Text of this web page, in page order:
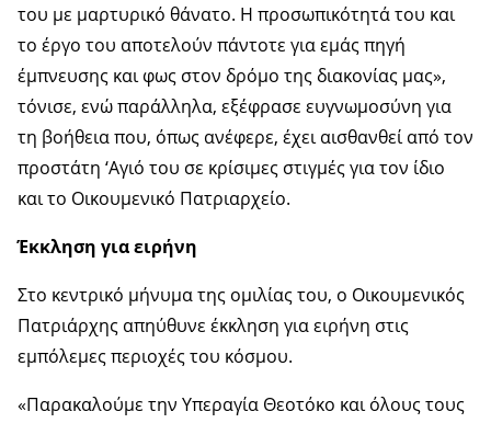
του με μαρτυρικό θάνατο. Η προσωπικότητά του και
το έργο του αποτελούν πάντοτε για εμάς πηγή
έμπνευσης και φως στον δρόμο της διακονίας μας»,
τόνισε, ενώ παράλληλα, εξέφρασε ευγνωμοσύνη για
τη βοήθεια που, όπως ανέφερε, έχει αισθανθεί από τον
προστάτη ‘Αγιό του σε κρίσιμες στιγμές για τον ίδιο
και το Οικουμενικό Πατριαρχείο.
Έκκληση για ειρήνη
Στο κεντρικό μήνυμα της ομιλίας του, ο Οικουμενικός
Πατριάρχης απηύθυνε έκκληση για ειρήνη στις
εμπόλεμες περιοχές του κόσμου.
«Παρακαλούμε την Υπεραγία Θεοτόκο και όλους τους